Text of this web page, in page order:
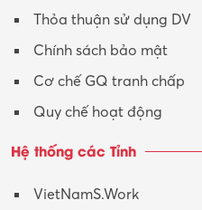
Thỏa thuận sử dụng DV
Chính sách bảo mật
Cơ chế GQ tranh chấp
Quy chế hoạt động
Hệ thống các Tỉnh
VietNamS.Work